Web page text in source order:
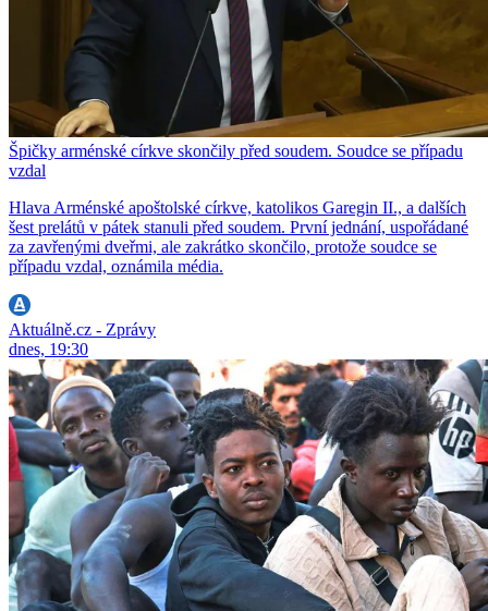
Špičky arménské církve skončily před soudem. Soudce se případu
vzdal
Hlava Arménské apoštolské církve, katolikos Garegin II., a dalších
šest prelátů v pátek stanuli před soudem. První jednání, uspořádané
za zavřenými dveřmi, ale zakrátko skončilo, protože soudce se
případu vzdal, oznámila média.
Aktuálně.cz - Zprávy
dnes, 19:30